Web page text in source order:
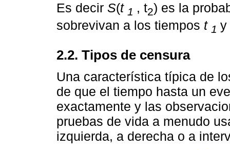
Es decir S(t 1 , t2) es la
sobrevivan a los tiempos t 1 y
2.2. Tipos de censura
Una característica típica de
de que el tiempo hasta un
exactamente y las
pruebas de vida a menudo
izquierda, a derecha o a